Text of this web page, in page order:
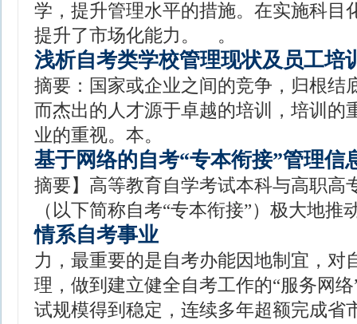
学，提升管理水平的措施。在实施科目
提升了市场化能力。 。
浅析自考类学校管理现状及员工培
摘要：国家或企业之间的竞争，归根结
而杰出的人才源于卓越的培训，培训的
业的重视。本。
基于网络的自考“专本衔接”管理信
摘要】高等教育自学考试本科与高职高
（以下简称自考“专本衔接”）极大地推
情系自考事业
力，最重要的是自考办能因地制宜，对
理，做到建立健全自考工作的“服务网
试规模得到稳定，连续多年超额完成省